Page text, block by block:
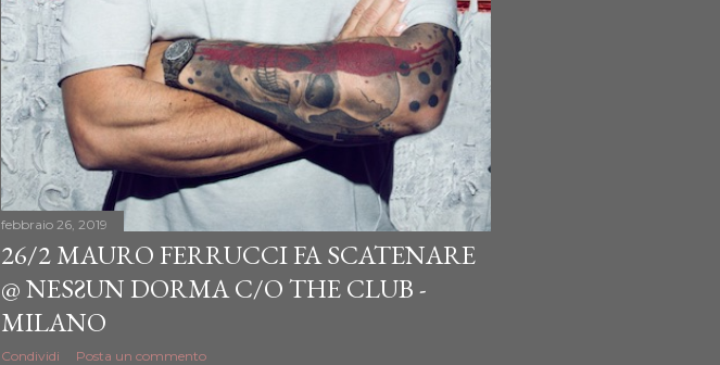
febbraio 26, 2019
26/2 MAURO FERRUCCI FA SCATENARE
@ NESƧUN DORMA C/O THE CLUB -
MILANO
Condividi Posta un commento